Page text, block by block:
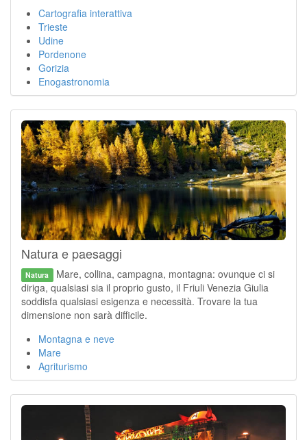
Cartografia interattiva
Trieste
Udine
Pordenone
Gorizia
Enogastronomia
Natura e paesaggi
Natura Mare, collina, campagna, montagna: ovunque ci si
diriga, qualsiasi sia il proprio gusto, il Friuli Venezia Giulia
soddisfa qualsiasi esigenza e necessità. Trovare la tua
dimensione non sarà difficile.
Montagna e neve
Mare
Agriturismo